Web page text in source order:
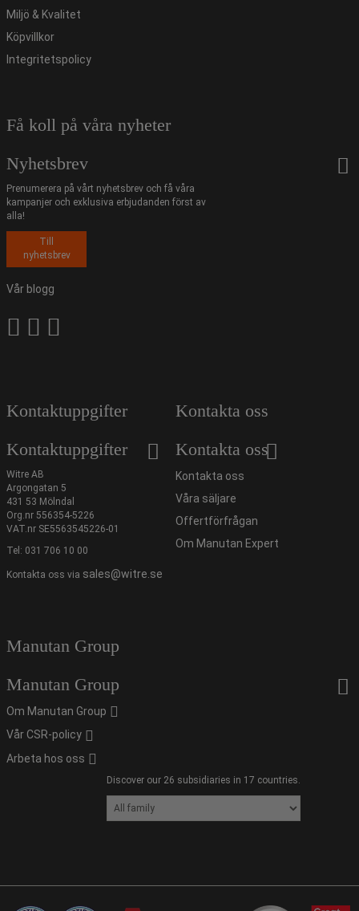
Miljö & Kvalitet
Köpvillkor
Integritetspolicy
Få koll på våra nyheter
Nyhetsbrev
Prenumerera på vårt nyhetsbrev och få våra
kampanjer och exklusiva erbjudanden först av
alla!
Till
nyhetsbrev
Vår blogg
Kontaktuppgifter
Kontaktuppgifter
Witre AB
Argongatan 5
431 53 Mölndal
Org.nr 556354-5226
VAT.nr SE5563545226-01
Tel: 031 706 10 00
Kontakta oss via sales@witre.se
Kontakta oss
Kontakta oss
Kontakta oss
Våra säljare
Offertförfrågan
Om Manutan Expert
Manutan Group
Manutan Group
Om Manutan Group
Vår CSR-policy
Arbeta hos oss
Discover our 26 subsidiaries in 17 countries.